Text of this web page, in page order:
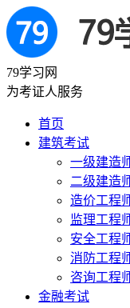
79学习网
为考证人服务
首页
建筑考试
一级建造
二级建造
造价工程
监理工程
安全工程
消防工程
咨询工程
金融考试